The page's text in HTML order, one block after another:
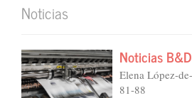
Noticias
Noticias B&D
Elena López-
81-88